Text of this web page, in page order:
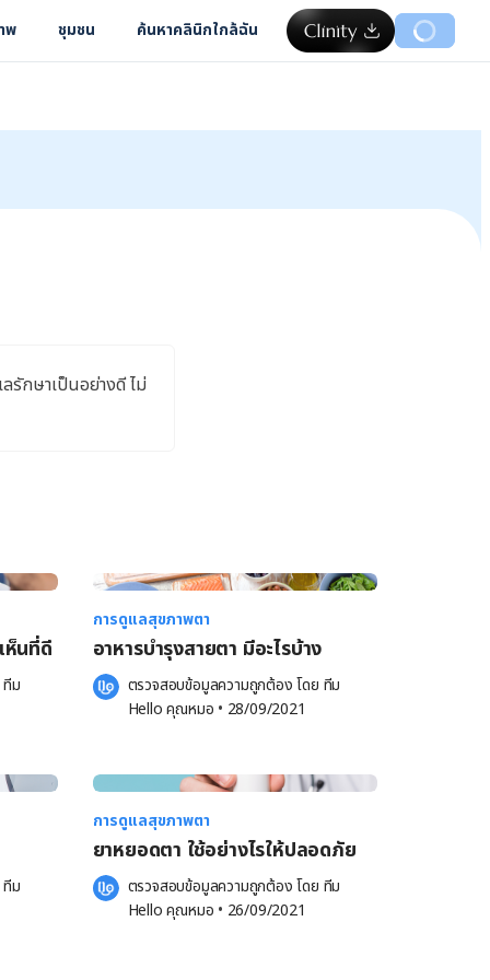
พ ชุมชน ค้นหาคลินิกใกล้ฉัน
รักษาเป็นอย่างดี ไม่
ห็นที่ดี
ทีม
การดูแลสุขภาพตา
อาหารบำรุงสายตา มีอะไรบ้าง
ตรวจสอบข้อมูลความถูกต้อง โดย ทีม
Hello คุณหมอ • 28/09/2021
ทีม
การดูแลสุขภาพตา
ยาหยอดตา ใช้อย่างไรให้ปลอดภัย
ตรวจสอบข้อมูลความถูกต้อง โดย ทีม
Hello คุณหมอ • 26/09/2021